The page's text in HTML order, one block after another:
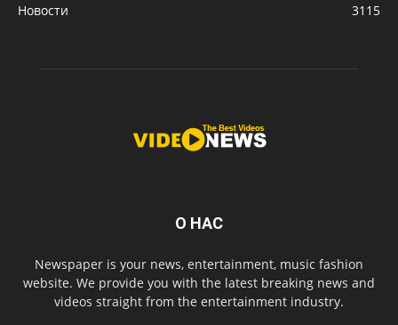
Новости 3115
О НАС
Newspaper is your news, entertainment, music fashion
website. We provide you with the latest breaking news and
videos straight from the entertainment industry.